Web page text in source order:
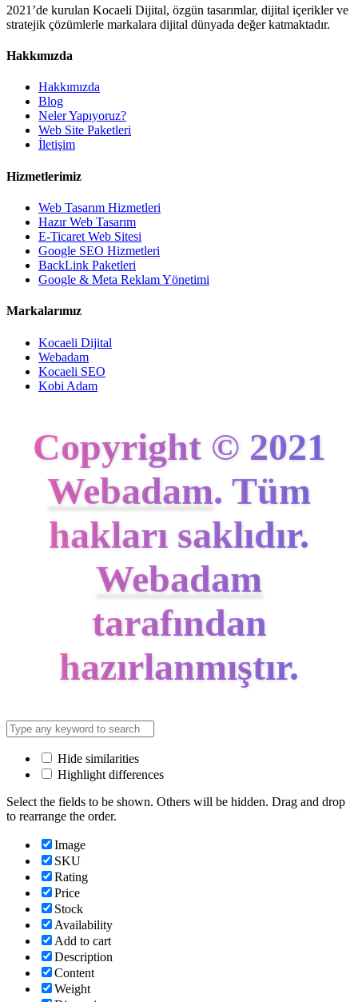
2021’de kurulan Kocaeli Dijital, özgün tasarımlar, dijital içerikler ve
stratejik çözümlerle markalara dijital dünyada değer katmaktadır.
Hakkımızda
Hakkımızda
Blog
Neler Yapıyoruz?
Web Site Paketleri
İletişim
Hizmetlerimiz
Web Tasarım Hizmetleri
Hazır Web Tasarım
E-Ticaret Web Sitesi
Google SEO Hizmetleri
BackLink Paketleri
Google & Meta Reklam Yönetimi
Markalarımız
Kocaeli Dijital
Webadam
Kocaeli SEO
Kobi Adam
Copyright © 2021
Webadam. Tüm
hakları saklıdır.
Webadam
tarafından
hazırlanmıştır.
Hide similarities
Highlight differences
Select the fields to be shown. Others will be hidden. Drag and drop
to rearrange the order.
Image
SKU
Rating
Price
Stock
Availability
Add to cart
Description
Content
Weight